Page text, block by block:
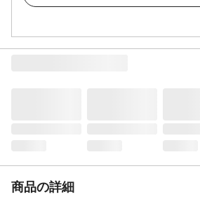
商品の詳細